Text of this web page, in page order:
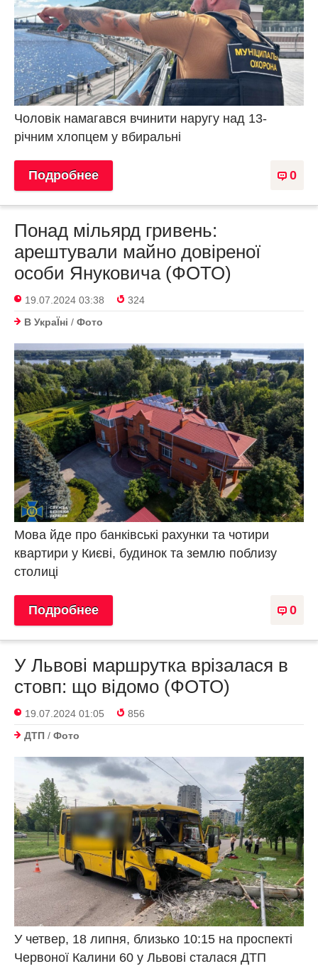
Чоловік намагався вчинити наругу над 13-
річним хлопцем у вбиральні
0
Подробнее
Понад мільярд гривень:
арештували майно довіреної
особи Януковича (ФОТО)
19.07.2024 03:38
324
В УкраЇнi / Фото
Мова йде про банківські рахунки та чотири
квартири у Києві, будинок та землю поблизу
столиці
0
Подробнее
У Львові маршрутка врізалася в
стовп: що відомо (ФОТО)
19.07.2024 01:05
856
ДТП / Фото
У четвер, 18 липня, близько 10:15 на проспекті
Червоної Калини 60 у Львові сталася ДТП